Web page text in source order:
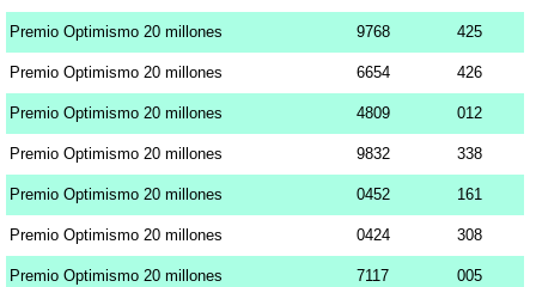
Premio Optimismo 20 millones 9768 425
Premio Optimismo 20 millones 6654 426
Premio Optimismo 20 millones 4809 012
Premio Optimismo 20 millones 9832 338
Premio Optimismo 20 millones 0452 161
Premio Optimismo 20 millones 0424 308
Premio Optimismo 20 millones 7117 005